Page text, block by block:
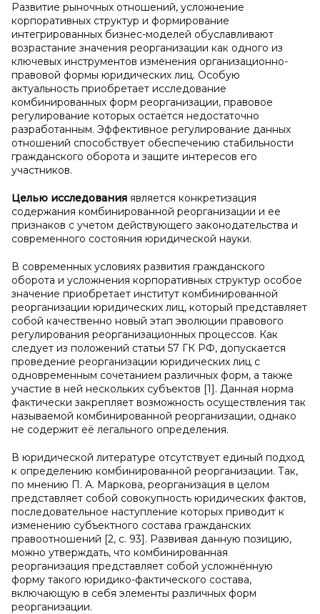
Развитие рыночных отношений, усложнение
корпоративных структур и формирование
интегрированных бизнес-моделей обуславливают
возрастание значения реорганизации как одного из
ключевых инструментов изменения организационно-
правовой формы юридических лиц. Особую
актуальность приобретает исследование
комбинированных форм реорганизации, правовое
регулирование которых остаётся недостаточно
разработанным. Эффективное регулирование данных
отношений способствует обеспечению стабильности
гражданского оборота и защите интересов его
участников.
Целью исследования является конкретизация
содержания комбинированной реорганизации и ее
признаков с учетом действующего законодательства и
современного состояния юридической науки.
В современных условиях развития гражданского
оборота и усложнения корпоративных структур особое
значение приобретает институт комбинированной
реорганизации юридических лиц, который представляет
собой качественно новый этап эволюции правового
регулирования реорганизационных процессов. Как
следует из положений статьи 57 ГК РФ, допускается
проведение реорганизации юридических лиц с
одновременным сочетанием различных форм, а также
участие в ней нескольких субъектов [1]. Данная норма
фактически закрепляет возможность осуществления так
называемой комбинированной реорганизации, однако
не содержит её легального определения.
В юридической литературе отсутствует единый подход
к определению комбинированной реорганизации. Так,
по мнению П. А. Маркова, реорганизация в целом
представляет собой совокупность юридических фактов,
последовательное наступление которых приводит к
изменению субъектного состава гражданских
правоотношений [2, с. 93]. Развивая данную позицию,
можно утверждать, что комбинированная
реорганизация представляет собой усложнённую
форму такого юридико-фактического состава,
включающую в себя элементы различных форм
реорганизации.